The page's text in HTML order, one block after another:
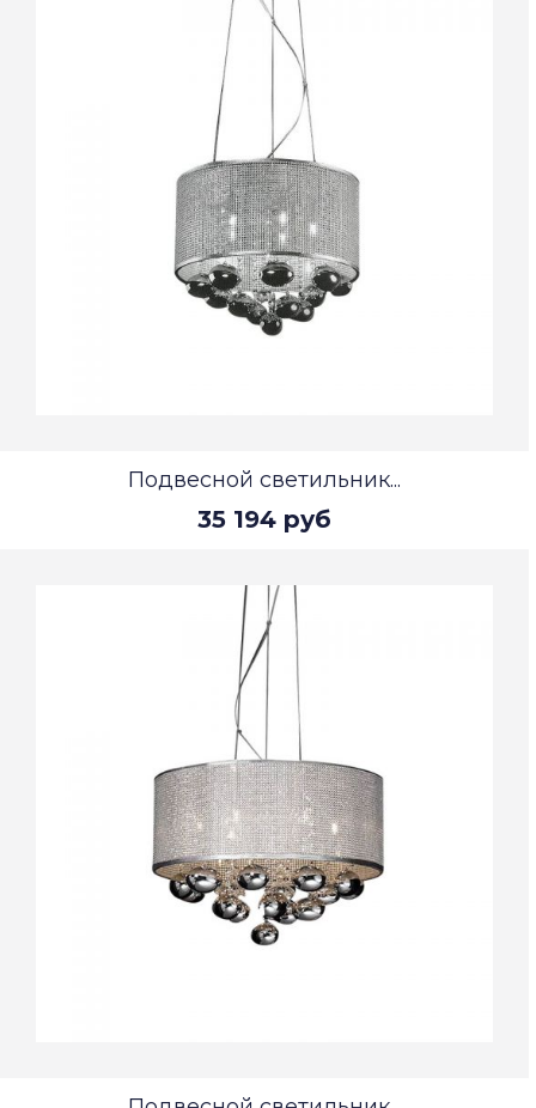
Подвесной светильник...
35 194 руб